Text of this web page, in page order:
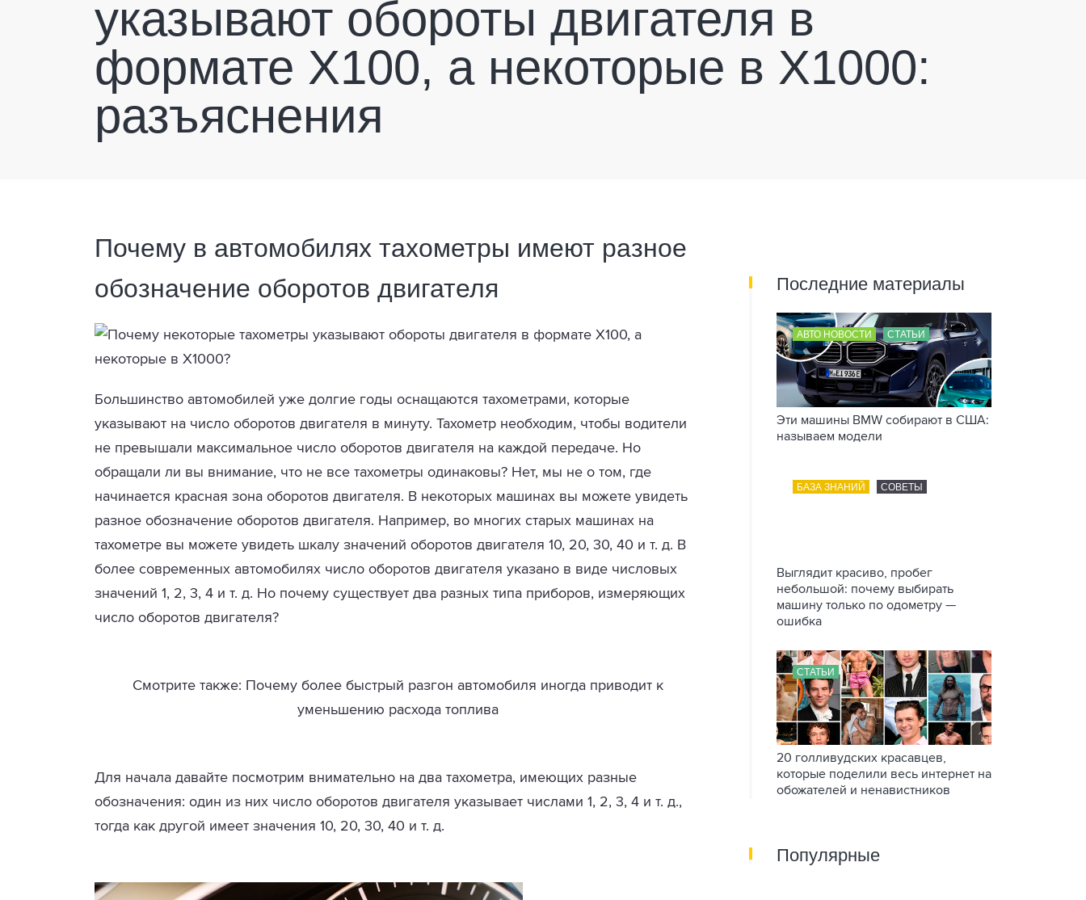
указывают обороты двигателя в
формате Х100, а некоторые в Х1000:
разъяснения
Почему в автомобилях тахометры имеют разное
обозначение оборотов двигателя
Большинство автомобилей уже долгие годы оснащаются тахометрами, которые
указывают на число оборотов двигателя в минуту. Тахометр необходим, чтобы водители
не превышали максимальное число оборотов двигателя на каждой передаче. Но
обращали ли вы внимание, что не все тахометры одинаковы? Нет, мы не о том, где
начинается красная зона оборотов двигателя. В некоторых машинах вы можете увидеть
разное обозначение оборотов двигателя. Например, во многих старых машинах на
тахометре вы можете увидеть шкалу значений оборотов двигателя 10, 20, 30, 40 и т. д. В
более современных автомобилях число оборотов двигателя указано в виде числовых
значений 1, 2, 3, 4 и т. д. Но почему существует два разных типа приборов, измеряющих
число оборотов двигателя?
Смотрите также: Почему более быстрый разгон автомобиля иногда приводит к
уменьшению расхода топлива
Для начала давайте посмотрим внимательно на два тахометра, имеющих разные
обозначения: один из них число оборотов двигателя указывает числами 1, 2, 3, 4 и т. д.,
тогда как другой имеет значения 10, 20, 30, 40 и т. д.
Последние материалы
АВТО НОВОСТИ СТАТЬИ
Эти машины BMW собирают в США:
называем модели
БАЗА ЗНАНИЙ СОВЕТЫ
Выглядит красиво, пробег
небольшой: почему выбирать
машину только по одометру —
ошибка
СТАТЬИ
20 голливудских красавцев,
которые поделили весь интернет на
обожателей и ненавистников
Популярные